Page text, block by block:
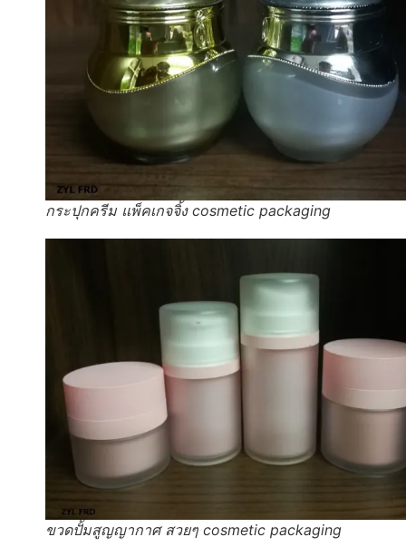
กระปุกครีม แพ็คเกจจิ้ง cosmetic packaging
ขวดปั้มสูญญากาศ สวยๆ cosmetic packaging